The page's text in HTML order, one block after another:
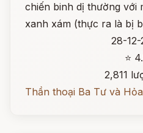
chiến binh dị thường với
xanh xám (thực ra là bị
28-12-
⭐
2,811
Thần thoại Ba Tư và